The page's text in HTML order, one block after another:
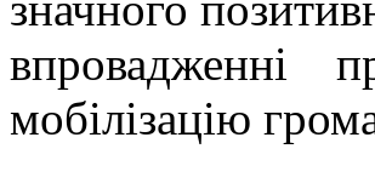
впровадженні
мобілізацію